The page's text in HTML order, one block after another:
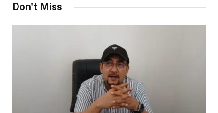
Don't Miss